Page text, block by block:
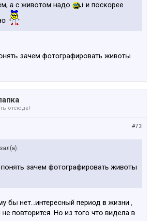
а с животом надо
и поскорее
зачем фотографировать животы
отсюда!
#73
зачем фотографировать животы
бы нет...интересный период в жизни ,
повторится. Но из того что видела в